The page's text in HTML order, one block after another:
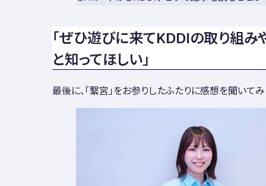
「ぜひ遊びに来てKDDIの取り組み
と知ってほしい」
最後に、「繋宮」をお参りしたふたりに感想を聞いてみ